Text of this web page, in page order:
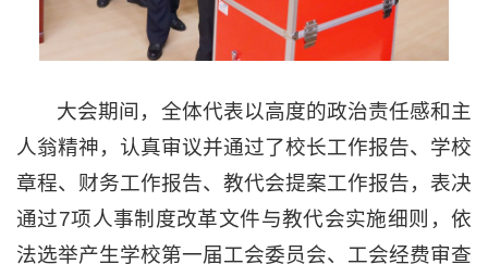
大会期间，全体代表以高度的政治责任感和主
人翁精神，认真审议并通过了校长工作报告、学校
章程、财务工作报告、教代会提案工作报告，表决
通过7项人事制度改革文件与教代会实施细则，依
法选举产生学校第一届工会委员会、工会经费审查